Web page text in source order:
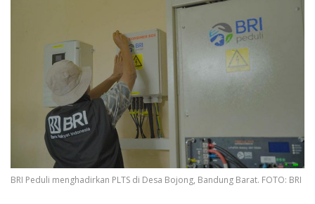
BRI Peduli menghadirkan PLTS di Desa Bojong, Bandung Barat. FOTO: BRI